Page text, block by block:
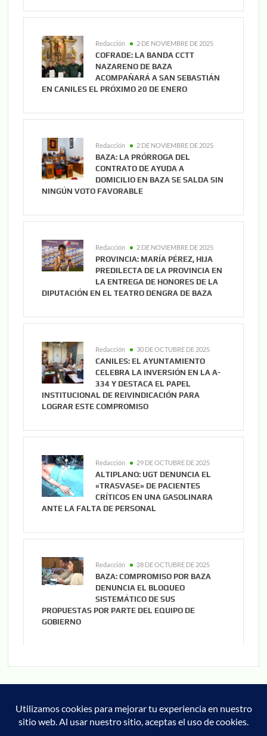
Redacción 2 DE NOVIEMBRE DE 2025
COFRADE: LA BANDA CCTT
NAZARENO DE BAZA
ACOMPAÑARÁ A SAN SEBASTIÁN
EN CANILES EL PRÓXIMO 20 DE ENERO
Redacción 2 DE NOVIEMBRE DE 2025
BAZA: LA PRÓRROGA DEL
CONTRATO DE AYUDA A
DOMICILIO EN BAZA SE SALDA SIN
NINGÚN VOTO FAVORABLE
Redacción 2 DE NOVIEMBRE DE 2025
PROVINCIA: MARÍA PÉREZ, HIJA
PREDILECTA DE LA PROVINCIA EN
LA ENTREGA DE HONORES DE LA
DIPUTACIÓN EN EL TEATRO DENGRA DE BAZA
Redacción 30 DE OCTUBRE DE 2025
CANILES: EL AYUNTAMIENTO
CELEBRA LA INVERSIÓN EN LA A-
334 Y DESTACA EL PAPEL
INSTITUCIONAL DE REIVINDICACIÓN PARA
LOGRAR ESTE COMPROMISO
Redacción 29 DE OCTUBRE DE 2025
ALTIPLANO: UGT DENUNCIA EL
«TRASVASE» DE PACIENTES
CRÍTICOS EN UNA GASOLINARA
ANTE LA FALTA DE PERSONAL
Redacción 28 DE OCTUBRE DE 2025
BAZA: COMPROMISO POR BAZA
DENUNCIA EL BLOQUEO
SISTEMÁTICO DE SUS
PROPUESTAS POR PARTE DEL EQUIPO DE
GOBIERNO
Noticias Cultura
Deportes